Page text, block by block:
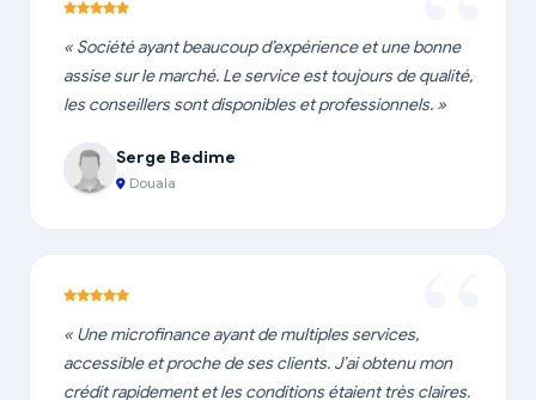
« Société ayant beaucoup d’expérience et une bonne
assise sur le marché. Le service est toujours de qualité,
les conseillers sont disponibles et professionnels. »
Serge Bedime
Douala
« Une microfinance ayant de multiples services,
accessible et proche de ses clients. J’ai obtenu mon
crédit rapidement et les conditions étaient très claires.